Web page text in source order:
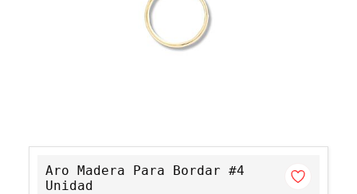
Aro Madera Para Bordar #4
Unidad